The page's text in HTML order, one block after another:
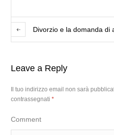
Divorzio e la domanda di
Leave a Reply
Il tuo indirizzo email non sarà
contrassegnati*
Comment